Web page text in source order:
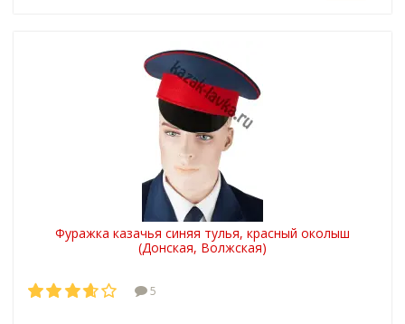
Фуражка казачья синяя тулья, красный околыш
(Донская, Волжская)
5